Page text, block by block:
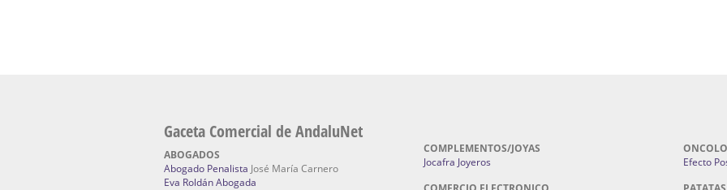
Gaceta Comercial de AndaluNet
ABOGADOS
Abogado Penalista José María Carnero
Eva Roldán Abogada
COMPLEMENTOS/JOYAS
Jocafra Joyeros
Efecto